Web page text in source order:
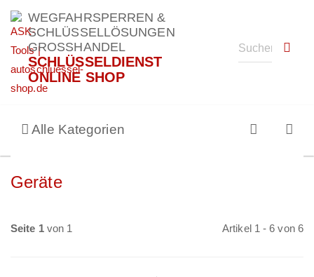
WEGFAHRSPERREN &
SCHLÜSSELLÖSUNGEN
GROSSHANDEL
SCHLÜSSELDIENST
ONLINE SHOP
Alle Kategorien
Geräte
Seite 1von 1 Artikel 1 - 6 von 6